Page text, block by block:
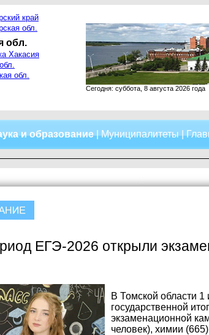
край
обл.
обл.
Хакасия
обл.
Сегодня: суббота, 8 августа 2026 года
и образование|Муниципалитеты|
ЕГЭ-2026 открыли
В Томской области
государственной
экзаменационной
человек), химии